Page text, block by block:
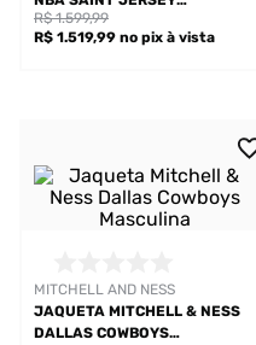
BULLSDENNIS MASCULINA
R$ 1.519,99 no pix à vista
R$ 1.599,99
MITCHELL AND NESS
JAQUETA MITCHELL & NESS
DALLAS COWBOYS